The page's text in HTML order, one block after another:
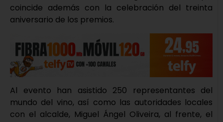
coincide además con la celebración del treinta
aniversario de los premios.
Al evento han asistido 250 representantes del
mundo del vino, así como las autoridades locales
con el alcalde, Miguel Ángel Oliveira, al frente, el